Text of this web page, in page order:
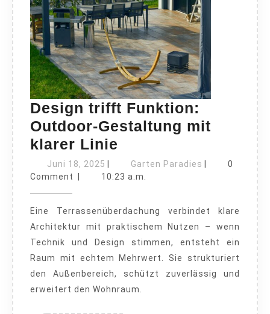
Design trifft Funktion:
Outdoor-Gestaltung mit
klarer Linie
trifft
Funktion:
Gestaltung
mit
klarer
Linie
Juni 18, 2025 Juni
18,
Garten Paradies Garten
0
Comment
10:23 a.m.
Eine Terrassenüberdachung verbindet klare
Architektur mit praktischem Nutzen – wenn
Technik und Design stimmen, entsteht ein
Raum mit echtem Mehrwert. Sie strukturiert
den Außenbereich, schützt zuverlässig und
erweitert den Wohnraum.